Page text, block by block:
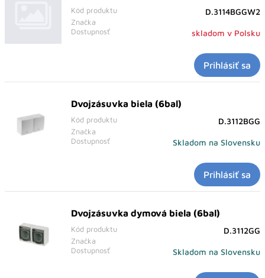
Značka
Kód produktu D.3114BGGW2
Dostupnosť skladom v Polsku
Prihlásiť sa
Dvojzásuvka biela (6bal)
Značka
Kód produktu D.3112BGG
Dostupnosť Skladom na Slovensku
Prihlásiť sa
Dvojzásuvka dymová biela (6bal)
Značka
Kód produktu D.3112GG
Dostupnosť Skladom na Slovensku